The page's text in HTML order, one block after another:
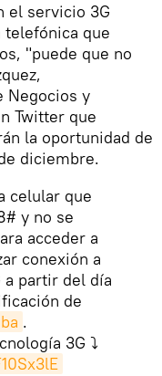
el servicio 3G
telefónica que
"puede que no
Negocios y
Twitter que
la oportunidad de
diciembre.
celular que
y no se
acceder a
conexión a
a partir del día
de
.
3G ⤵️